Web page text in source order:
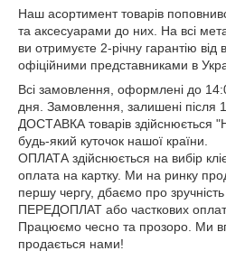
Наш асортимент товарів
та аксесуарами до них. На всі
ви отримуєте 2-річну гарантію від
офіційними представниками в
Всі замовлення, оформлені до
дня. Замовлення, залишені після
ДОСТАВКА товарів
будь-який куточок нашої країни.
ОПЛАТА здійснюється на вибір
оплата на картку. Ми на ринку
першу чергу, дбаємо про
ПЕРЕДОПЛАТ або часткових
Працюємо чесно та прозоро. Ми
продається нами!